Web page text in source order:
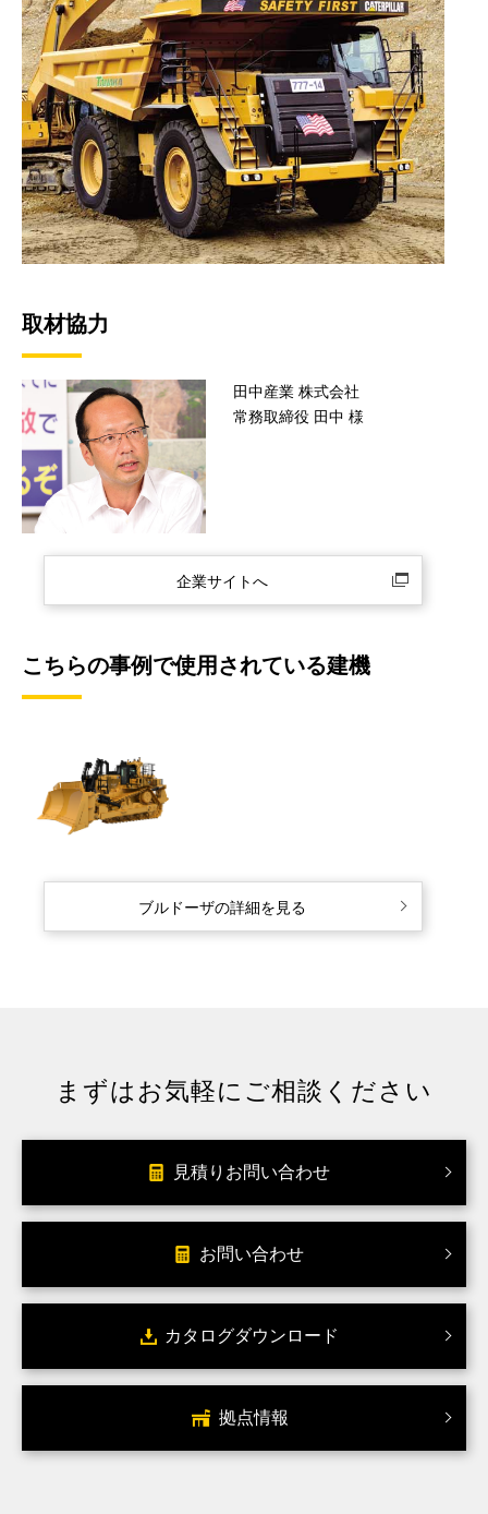
取材協力
田中産業 株式会社
常務取締役 田中 様
企業サイトへ
こちらの事例で使用されている建機
ブルドーザの詳細を見る
まずはお気軽にご相談ください
見積りお問い合わせ
お問い合わせ
カタログダウンロード
拠点情報